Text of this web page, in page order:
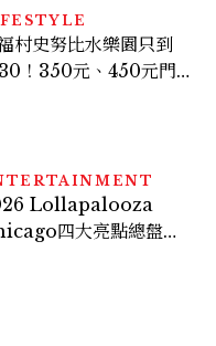
村史努比水樂園只到
！350元、450元門票
Lollapalooza
四大亮點總盤